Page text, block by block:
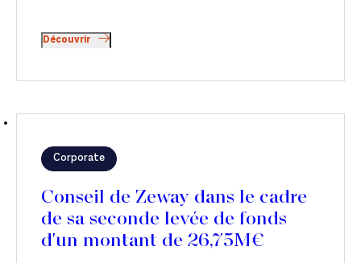
Découvrir
Corporate
Conseil de Zeway dans le cadre
de sa seconde levée de fonds
d'un montant de 26,75M€